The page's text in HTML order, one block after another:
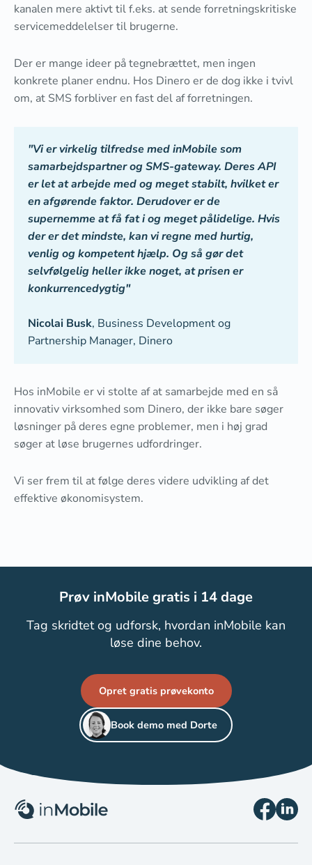
kanalen mere aktivt til f.eks. at sende forretningskritiske
servicemeddelelser til brugerne.
Der er mange ideer på tegnebrættet, men ingen
konkrete planer endnu. Hos Dinero er de dog ikke i tvivl
om, at SMS forbliver en fast del af forretningen.
"Vi er virkelig tilfredse med inMobile som
samarbejdspartner og SMS-gateway. Deres API
er let at arbejde med og meget stabilt, hvilket er
en afgørende faktor. Derudover er de
supernemme at få fat i og meget pålidelige. Hvis
der er det mindste, kan vi regne med hurtig,
venlig og kompetent hjælp. Og så gør det
selvfølgelig heller ikke noget, at prisen er
konkurrencedygtig"
Nicolai Busk, Business Development og
Partnership Manager, Dinero
Hos inMobile er vi stolte af at samarbejde med en så
innovativ virksomhed som Dinero, der ikke bare søger
løsninger på deres egne problemer, men i høj grad
søger at løse brugernes udfordringer.
Vi ser frem til at følge deres videre udvikling af det
effektive økonomisystem.
Prøv inMobile gratis i 14 dage
Tag skridtet og udforsk, hvordan inMobile kan
løse dine behov.
Opret gratis prøvekonto
Book demo med Dorte